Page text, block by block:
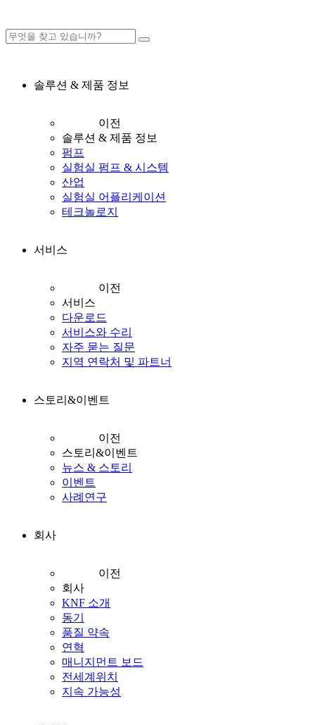
솔루션 & 제품 정보
이전
솔루션 & 제품 정보
펌프
실험실 펌프 & 시스템
산업
실험실 어플리케이션
테크놀로지
서비스
이전
서비스
다운로드
서비스와 수리
자주 묻는 질문
지역 연락처 및 파트너
스토리&이벤트
이전
스토리&이벤트
뉴스 & 스토리
이벤트
사례연구
회사
이전
회사
KNF 소개
동기
품질 약속
연혁
매니지먼트 보드
전세계위치
지속 가능성